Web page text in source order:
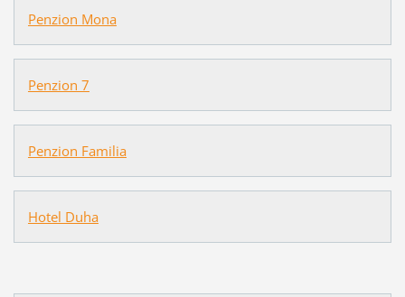
Penzion Mona
Penzion 7
Penzion Familia
Hotel Duha